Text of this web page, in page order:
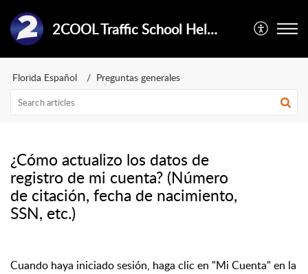
2COOL Traffic School Help Center
Florida Español Preguntas generales
¿Cómo actualizo los datos de
registro de mi cuenta? (Número
de citación, fecha de nacimiento,
SSN, etc.)
Cuando haya iniciado sesión, haga clic en "Mi Cuenta" en la